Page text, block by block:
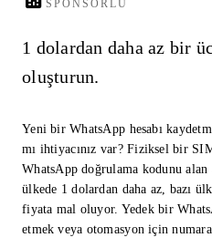
SPONSORLU
1 dolardan daha az bir
oluşturun.
Yeni bir WhatsApp hesabı
mı ihtiyacınız var? Fiziksel bir
WhatsApp doğrulama kodunu
ülkede 1 dolardan daha az, bazı
fiyata mal oluyor. Yedek bir
etmek veya otomasyon için